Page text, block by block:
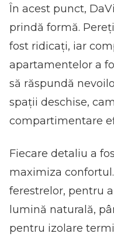
În acest punct,
prindă formă.
fost ridicați, iar
apartamentelor a
să răspundă
spații deschise,
compartimentare
Fiecare detaliu a
maximiza
ferestrelor, pentru
lumină naturală,
pentru izolare